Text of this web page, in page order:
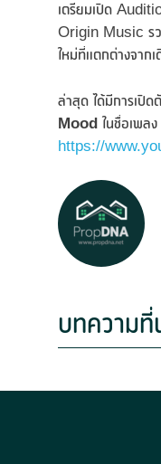
เตรียมเปิด
Origin Music รว
ใหม่ที่แตกต่างจาก
ล่าสุด ได้มีการเปิด
Mood ในชื่อเพลง
https://
บทความที่